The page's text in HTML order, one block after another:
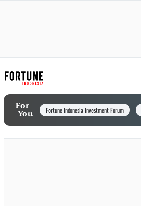
For
You Fortune Indonesia Investment Forum